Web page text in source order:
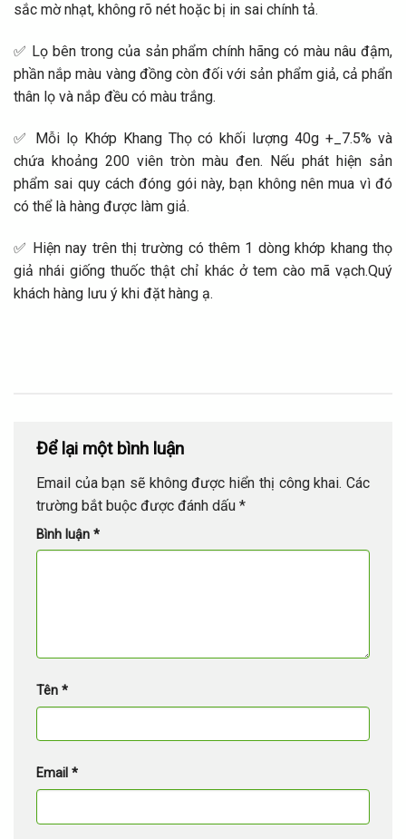
sắc mờ nhạt, không rõ nét hoặc bị in sai chính tả.
✅ Lọ bên trong của sản phẩm chính hãng có màu nâu đậm,
phần nắp màu vàng đồng còn đối với sản phẩm giả, cả phẩn
thân lọ và nắp đều có màu trắng.
✅ Mỗi lọ Khớp Khang Thọ có khối lượng 40g +_7.5% và
chứa khoảng 200 viên tròn màu đen. Nếu phát hiện sản
phẩm sai quy cách đóng gói này, bạn không nên mua vì đó
có thể là hàng được làm giả.
✅ Hiện nay trên thị trường có thêm 1 dòng khớp khang thọ
giả nhái giống thuốc thật chỉ khác ở tem cào mã vạch.Quý
khách hàng lưu ý khi đặt hàng ạ.
Để lại một bình luận
Email của bạn sẽ không được hiển thị công khai. Các
trường bắt buộc được đánh dấu *
Bình luận *
Tên *
Email *